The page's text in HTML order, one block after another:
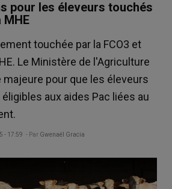
pour les éleveurs touchés
MHE
touchée par la FCO3 et
Le Ministère de l'Agriculture
pour que les éleveurs
aux aides Pac liées au
- 17:59 - Par Gwenaël Gracia